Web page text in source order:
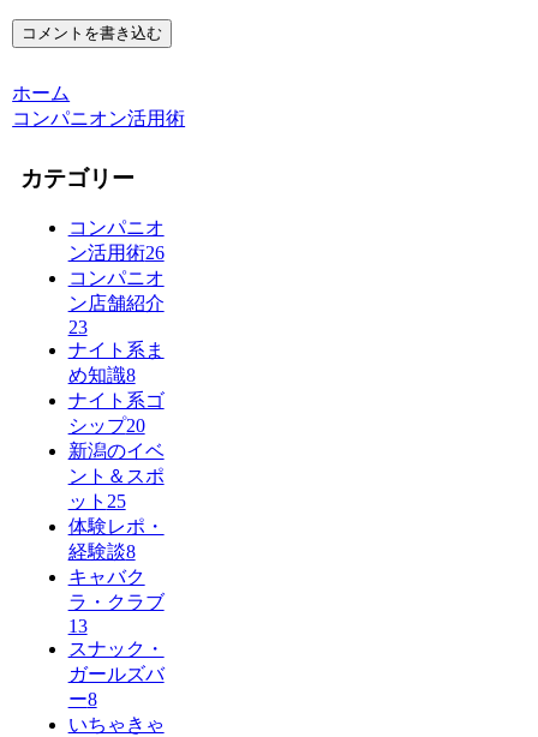
コメントを書き込む
ホーム
コンパニオン活用術
カテゴリー
コンパニオ
ン活用術26
コンパニオ
ン店舗紹介
23
ナイト系ま
め知識8
ナイト系ゴ
シップ20
新潟のイベ
ント＆スポ
ット 25
体験レポ・
経験談8
キャバク
ラ・クラブ
13
スナック・
ガールズバ
ー8
いちゃきゃ